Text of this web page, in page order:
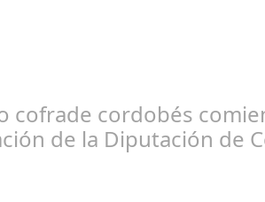
cofrade cordobés
de la Diputación de